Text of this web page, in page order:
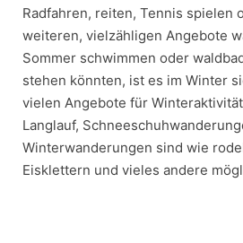
Radfahren, reiten, Tennis spielen
weiteren, vielzähligen Angebote
Sommer schwimmen oder
stehen könnten, ist es im Winter
vielen Angebote für
Langlauf,
Winterwanderungen sind wie
Eisklettern und vieles andere